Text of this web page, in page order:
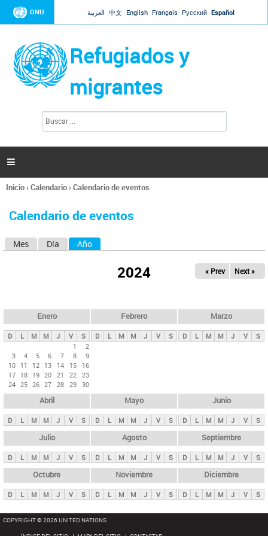
Jump to navigation
ONU العربية 中文 English Français Русский Español
Refugiados y
migrantes
l
d
s

Se
usted
Inicio›Calendario›Calendario de eventos
Calendario de eventos
s
p
n
i
p
a
l
s
Mes Día Año
2024 « Prev Next »
Enero
D L M M J V
S
1
2
3
4 5 6 7 8
9
10 11 12 13 14 15
16
17 18 19 20 21 22 23
24 25 26 27 28 29 30
Febrero
D L M M J V S
Marzo
D L M M J V S
Abril
D L M M J V S
Mayo
D L M M J V S
Junio
D L M M J V S
Julio
D L M M J V S
Agosto
D L M M J V S
Septiembre
D L M M J V S
Octubre
D L M M J V S
Noviembre
D L M M J V S
Diciembre
D L M M J V S
COPYRIGHT © 2026 UNITED NATIONS